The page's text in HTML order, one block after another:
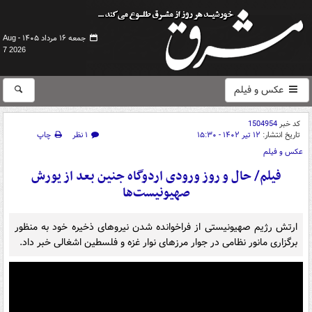
جمعه ۱۶ مرداد ۱۴۰۵ -
Aug
7 2026
عکس و فیلم
کد خبر1504954
تاریخ انتشار: ۱۲ تیر ۱۴۰۲ - ۱۵:۳۰ ۱ نظر
چاپ
عکس و فیلم
فیلم/ حال و روز ورودی اردوگاه جنین بعد از یورش
صهیونیست‌ها
ارتش رژیم صهیونیستی از فراخوانده شدن نیروهای ذخیره خود به منظور
برگزاری مانور نظامی در جوار مرزهای نوار غزه و فلسطین اشغالی خبر داد.